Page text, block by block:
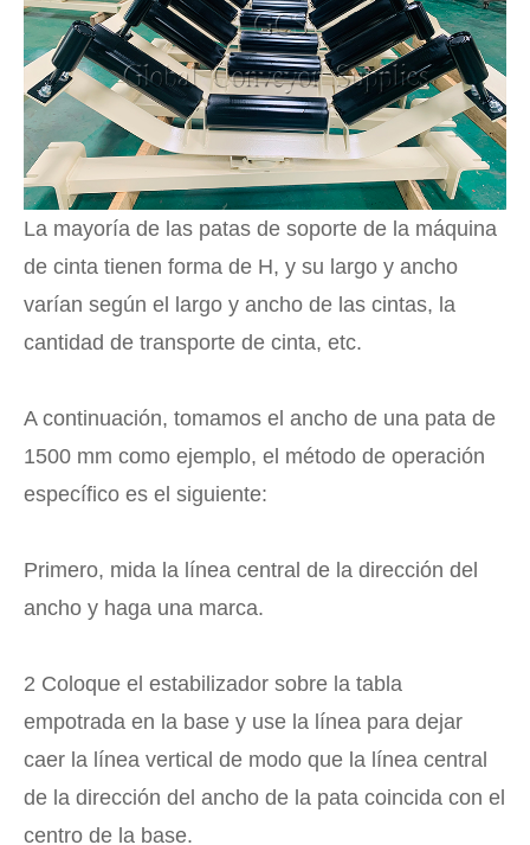
La mayoría de las patas de soporte de la máquina
de cinta tienen forma de H, y su largo y ancho
varían según el largo y ancho de las cintas, la
cantidad de transporte de cinta, etc.
A continuación, tomamos el ancho de una pata de
1500 mm como ejemplo, el método de operación
específico es el siguiente:
Primero, mida la línea central de la dirección del
ancho y haga una marca.
2 Coloque el estabilizador sobre la tabla
empotrada en la base y use la línea para dejar
caer la línea vertical de modo que la línea central
de la dirección del ancho de la pata coincida con el
centro de la base.